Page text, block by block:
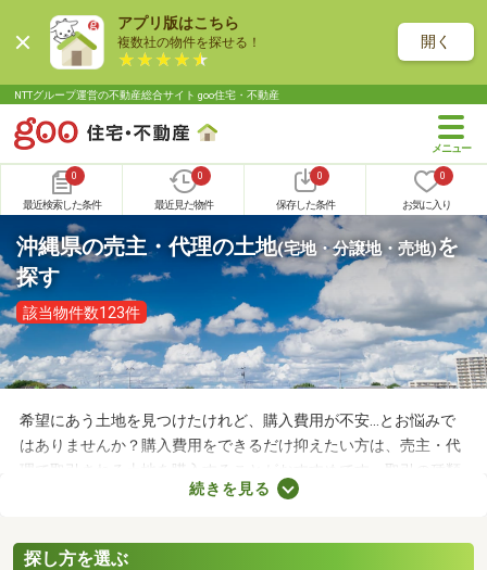
アプリ版はこちら
複数社の物件を探せる！ 開く
NTTグループ運営の不動産総合サイト goo住宅・不動産
0
最近検索した条件
0
最近見た物件
0
保存した条件
0
お気に入り
沖縄県の売主・代理の土地(宅地・分譲地・売地)を
探す
該当物件数123件
希望にあう土地を見つけたけれど、購入費用が不安…とお悩みで
はありませんか？購入費用をできるだけ抑えたい方は、売主・代
理で取引される土地を購入することがおすすめです。取引の種類
が売主、または代理の場合、仲介手数料がかからない大きなメリ
される土地から理想の場所を探しましょう。
続きを見る
探し方を選ぶ